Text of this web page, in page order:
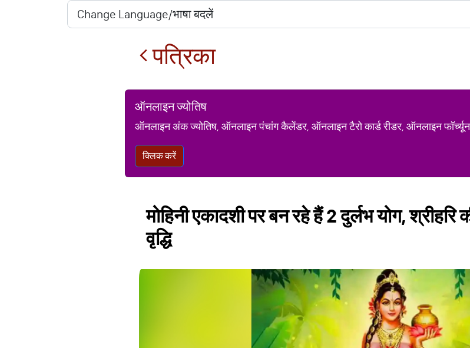
पत्रिका
ऑनलाइन ज्योतिष
ऑनलाइन अंक ज्योतिष, ऑनलाइन पंचांग कैलेंडर, ऑनलाइन टैरो कार्ड रीडर, ऑनलाइन
क्लिक करें
मोहिनी एकादशी पर बन रहे हैं 2 दुर्लभ योग, श्रीहरि
वृद्धि